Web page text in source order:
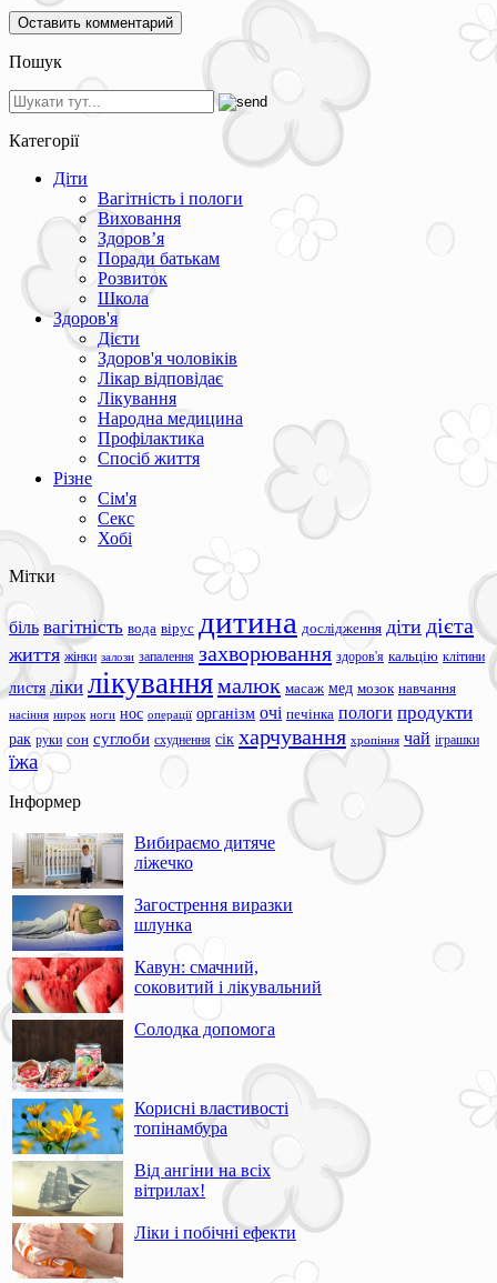
Пошук
Категорії
Діти
Вагітність і пологи
Виховання
Здоров’я
Поради батькам
Розвиток
Школа
Здоров'я
Дієти
Здоров'я чоловіків
Лікар відповідає
Лікування
Народна медицина
Профілактика
Спосіб життя
Різне
Сім'я
Секс
Хобі
Мітки
біль вагітність вода вірус дитина дослідження діти дієта
життя жінки залози запалення захворювання здоров'я кальцію клітини
листя ліки лікуваннямалюк масаж мед мозок навчання
насіння нирок ноги нос операції організм очі печінка пологи продукти
рак руки сон суглоби схуднення сік харчування хропіння чай іграшки
їжа
Інформер
Вибираємо дитяче
ліжечко
Загострення виразки
шлунка
Кавун: смачний,
соковитий і лікувальний
Солодка допомога
Корисні властивості
топінамбура
Від ангіни на всіх
вітрилах!
Ліки і побічні ефекти